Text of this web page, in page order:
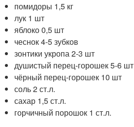
помидоры 1,5 кг
лук 1 шт
яблоко 0,5 шт
чеснок 4-5 зубков
зонтики укропа 2-3 шт
душистый перец-горошек 5-6 шт
чёрный перец-горошек 10 шт
соль 2 ст.л.
сахар 1,5 ст.л.
горчичный порошок 1 ст.л.